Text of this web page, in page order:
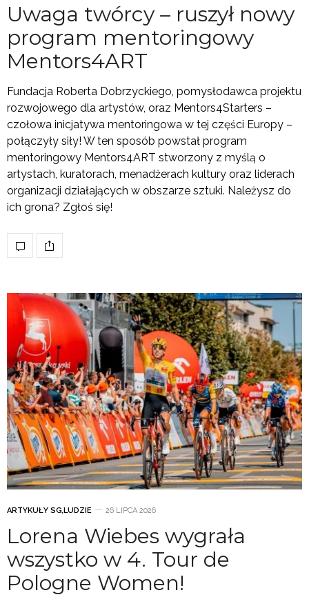
Uwaga twórcy – ruszył nowy
program mentoringowy
Mentors4ART
Fundacja Roberta Dobrzyckiego, pomysłodawca projektu
rozwojowego dla artystów, oraz Mentors4Starters –
czołowa inicjatywa mentoringowa w tej części Europy –
połączyły siły! W ten sposób powstał program
mentoringowy Mentors4ART stworzony z myślą o
artystach, kuratorach, menadżerach kultury oraz liderach
organizacji działających w obszarze sztuki. Należysz do
ich grona? Zgłoś się!
ARTYKUŁY SG,LUDZIE 26 LIPCA 2026
Lorena Wiebes wygrała
wszystko w 4. Tour de
Pologne Women!